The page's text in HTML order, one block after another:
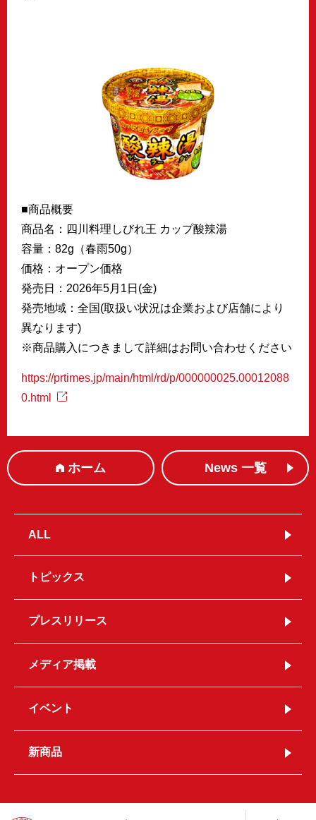
■商品概要
商品名：四川料理しびれ王 カップ酸辣湯
容量：82g（春雨50g）
価格：オープン価格
発売日：2026年5月1日(金)
発売地域：全国(取扱い状況は企業および店舗により
異なります)
※商品購入につきまして詳細はお問い合わせください
https://prtimes.jp/main/html/rd/p/000000025.00012088
0.html
ホーム News 一覧
ALL
トピックス
プレスリリース
メディア掲載
イベント
新商品